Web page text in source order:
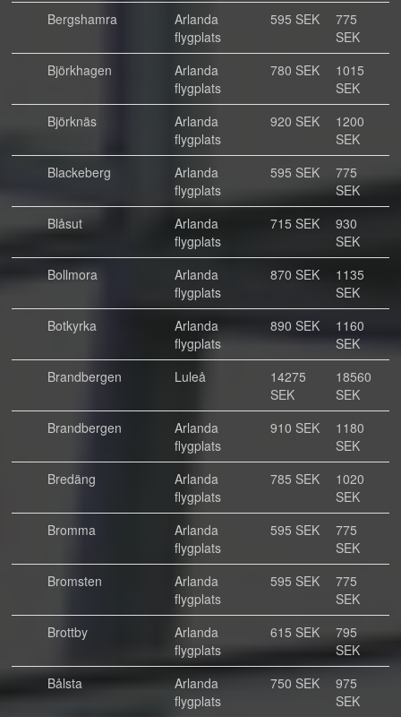
Bergshamra
Arlanda
flygplats
595 SEK
775
SEK
Björkhagen
Arlanda
flygplats
780 SEK
1015
SEK
Björknäs
Arlanda
flygplats
920 SEK
1200
SEK
Blackeberg
Arlanda
flygplats
595 SEK
775
SEK
Blåsut
Arlanda
flygplats
715 SEK
930
SEK
Bollmora
Arlanda
flygplats
870 SEK
1135
SEK
Botkyrka
Arlanda
flygplats
890 SEK
1160
SEK
Brandbergen
Luleå
14275
SEK
18560
SEK
Brandbergen
Arlanda
flygplats
910 SEK
1180
SEK
Bredäng
Arlanda
flygplats
785 SEK
1020
SEK
Bromma
Arlanda
flygplats
595 SEK
775
SEK
Bromsten
Arlanda
flygplats
595 SEK
775
SEK
Brottby
Arlanda
flygplats
615 SEK
795
SEK
Bålsta
Arlanda
flygplats
750 SEK
975
SEK